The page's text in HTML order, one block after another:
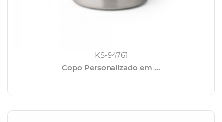
KS-94761
Copo Personalizado em ...